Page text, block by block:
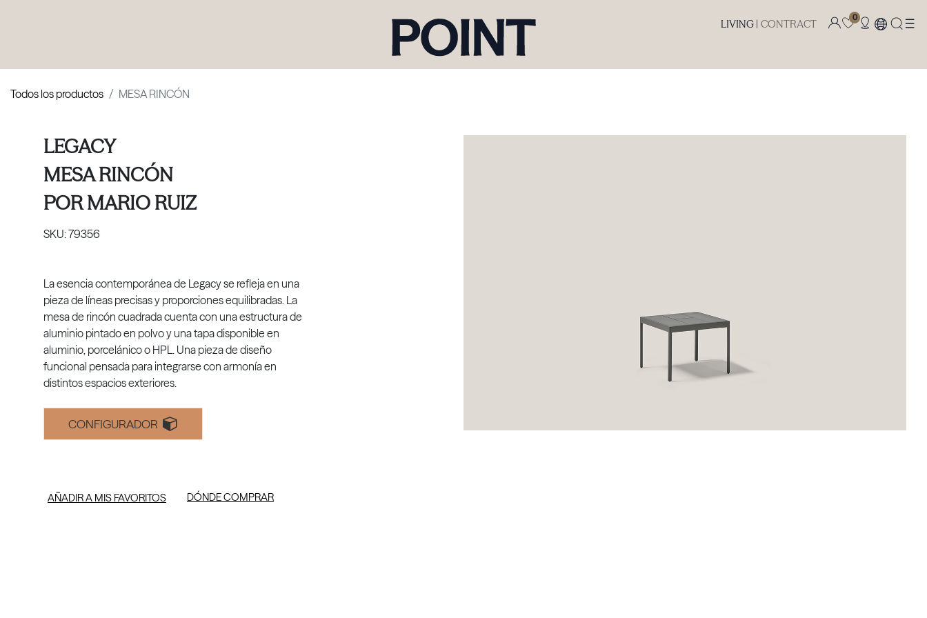
LIVING | CONTRACT
0
Todos los productos MESA RINCÓN
LEGACY
MESA RINCÓN
PORMARIO RUIZ
SKU:79356
La esencia contemporánea de Legacy se refleja en una
pieza de líneas precisas y proporciones equilibradas. La
mesa de rincón cuadrada cuenta con una estructura de
aluminio pintado en polvo y una tapa disponible en
aluminio, porcelánico o HPL. Una pieza de diseño
funcional pensada para integrarse con armonía en
distintos espacios exteriores.
CONFIGURADOR
AÑADIR A MIS FAVORITOS DÓNDE COMPRAR